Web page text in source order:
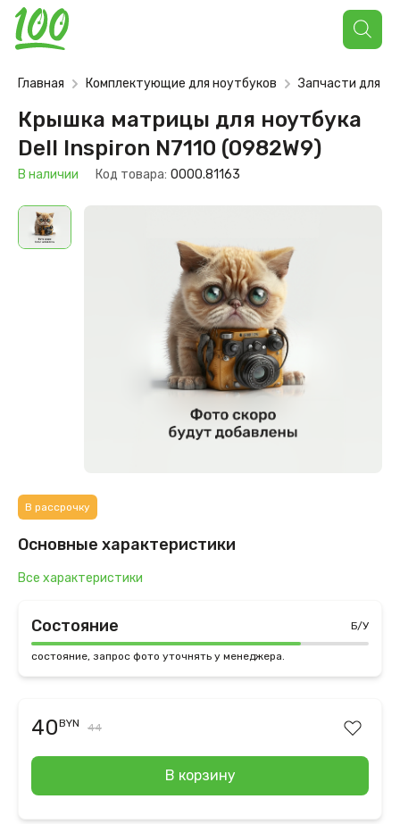
Поиск
товаров
Главная Комплектующие для ноутбуков Запчасти для
Крышка матрицы для ноутбука
Dell Inspiron N7110 (0982W9)
В наличии Код товара: 0000.81163
В рассрочку
Основные характеристики
Все характеристики
Состояние Б/У
состояние, запрос фото уточнять у менеджера.
40BYN 44
В корзину